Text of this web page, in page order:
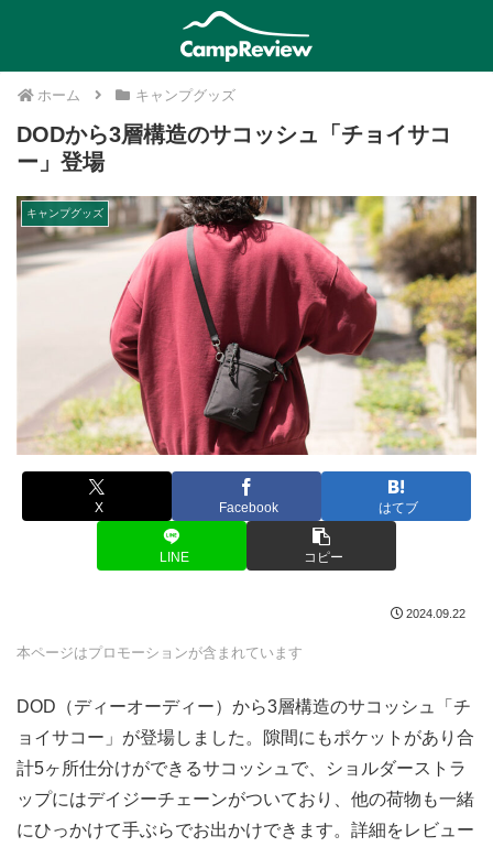
ホーム キャンプグッズ
DODから3層構造のサコッシュ「チョイサコ
ー」登場
キャンプグッズ
X Facebook はてブ
LINE コピー
2024.09.22
本ページはプロモーションが含まれています
DOD（ディーオーディー）から3層構造のサコッシュ「チ
ョイサコー」が登場しました。隙間にもポケットがあり合
計5ヶ所仕分けができるサコッシュで、ショルダーストラ
ップにはデイジーチェーンがついており、他の荷物も一緒
にひっかけて手ぶらでお出かけできます。詳細をレビュー